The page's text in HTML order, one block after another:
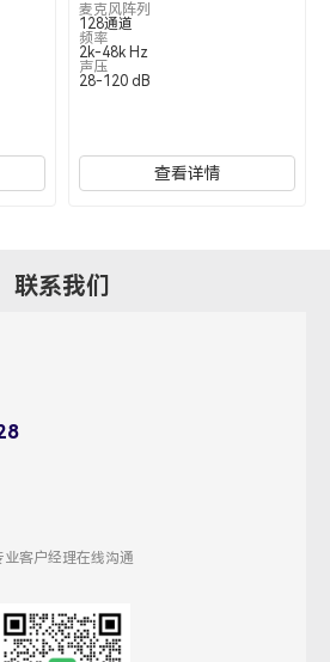
麦克风阵列
128通道
频率
2k-48k Hz
声压
28-120 dB
查看详情
联系我们
业客户经理在线沟通